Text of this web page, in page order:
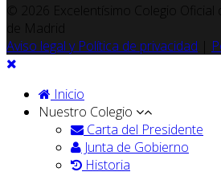
© 2026 Excelentísimo Colegio Oficial
de Madrid
Aviso legal y Política de privacidad
Inicio
Nuestro Colegio
Carta del Presidente
Junta de Gobierno
Historia